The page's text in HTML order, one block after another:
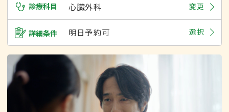
診療科目 心臓外科 変更
詳細条件 明日予約可 選択